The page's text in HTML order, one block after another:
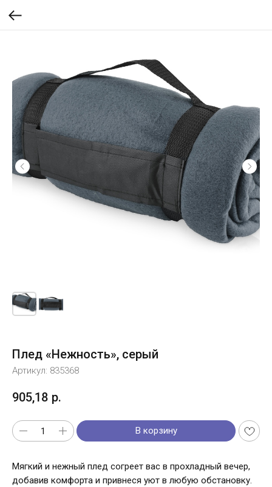
Плед «Нежность», серый
Артикул: 835368
905,18 р.
В корзину
Мягкий и нежный плед согреет вас в прохладный вечер,
добавив комфорта и привнеся уют в любую обстановку.